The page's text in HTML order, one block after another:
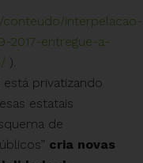
conteudo/interpelacao-
2017-entregue-a-
).
privatizando
estatais
de
cria novas